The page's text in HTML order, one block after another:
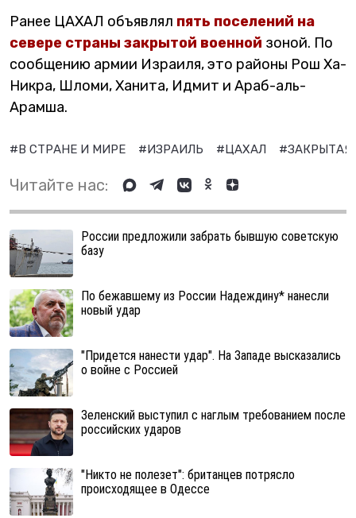
Ранее ЦАХАЛ объявлял пять поселений на
севере страны закрытой военной зоной. По
сообщению армии Израиля, это районы Рош Ха-
Никра, Шломи, Ханита, Идмит и Араб-аль-
Арамша.
#В СТРАНЕ И МИРЕ #ИЗРАИЛЬ #ЦАХАЛ #ЗАКРЫТАЯ
Читайте нас:
России предложили забрать бывшую советскую
базу
По бежавшему из России Надеждину* нанесли
новый удар
"Придется нанести удар". На Западе высказались
о войне с Россией
Зеленский выступил с наглым требованием после
российских ударов
"Никто не полезет": британцев потрясло
происходящее в Одессе